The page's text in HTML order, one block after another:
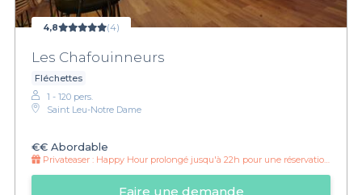
4,8 (4)
Les Chafouinneurs
Fléchettes
1 - 120 pers.
Saint Leu-Notre Dame
€€ Abordable
Privateaser : Happy Hour prolongé jusqu'à 22h pour une réservation Privateaser
Faire une demande